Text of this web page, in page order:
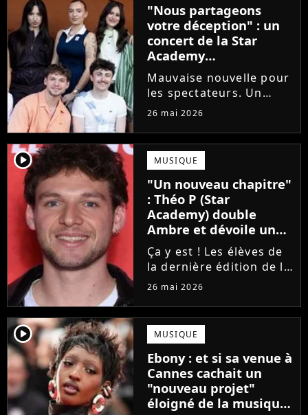
pour enseigner le chant
aux...
"Nous partageons
votre déception" : un
concert de la Star
Academy
définitivement annulé
Mauvaise nouvelle pour
les spectateurs. Un
concert de la Star
dernière minute pour
des raisons de santé, ne
sera finalement pas
reprogrammé.
26 mai 2026
player2 MUSIQUE
"Un nouveau chapitre"
: Théo P (Star
Academy) double
Ambre et dévoile un
premier extrait de son
single
Ça y est ! Les élèves de
la dernière édition de la
Star Academy
publier leurs singles et
c'est Théo P qui sera le
prochain à faire le
grand saut. Découvrez
un extrait...
26 mai 2026
player2 MUSIQUE
Ebony : et si sa venue à
Cannes cachait un
"nouveau projet"
éloigné de la musique